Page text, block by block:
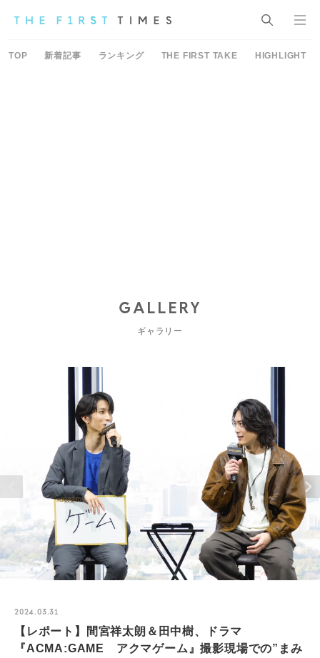
TOP 新着記事 ランキング THE FIRST TAKE HIGHLIGHT
GALLERY
ギャラリー
2024.03.31
【レポート】間宮祥太朗＆田中樹、ドラマ
『ACMA:GAME アクマゲーム』撮影現場での”まみ